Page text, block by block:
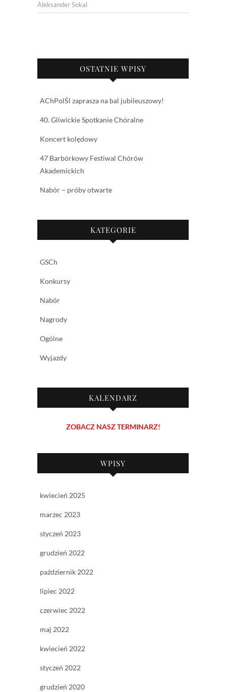
Aleksander Sokal
OSTATNIE WPISY
AChPolŚl zaprasza na bal jubileuszowy!
40. Gliwickie Spotkanie Chóralne
Koncert kolędowy
47 Barbórkowy Festiwal Chórów
Akademickich
Nabór – próby otwarte
KATEGORIE
GSCh
Konkursy
Nabór
Nagrody
Ogólne
Wyjazdy
KALENDARZ
ZOBACZ NASZ TERMINARZ!
WPISY
kwiecień 2025
marzec 2023
styczeń 2023
grudzień 2022
październik 2022
lipiec 2022
czerwiec 2022
maj 2022
kwiecień 2022
styczeń 2022
grudzień 2020